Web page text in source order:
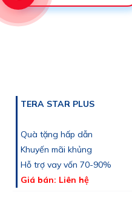
TERA STAR PLUS
Quà tặng hấp dẫn
Khuyến mãi khủng
Hỗ trợ vay vốn 70-90%
Giá bán: Liên hệ